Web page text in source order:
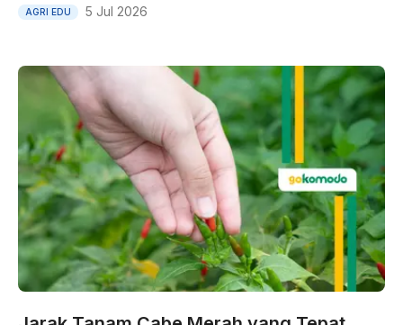
AGRI EDU 5 Jul 2026